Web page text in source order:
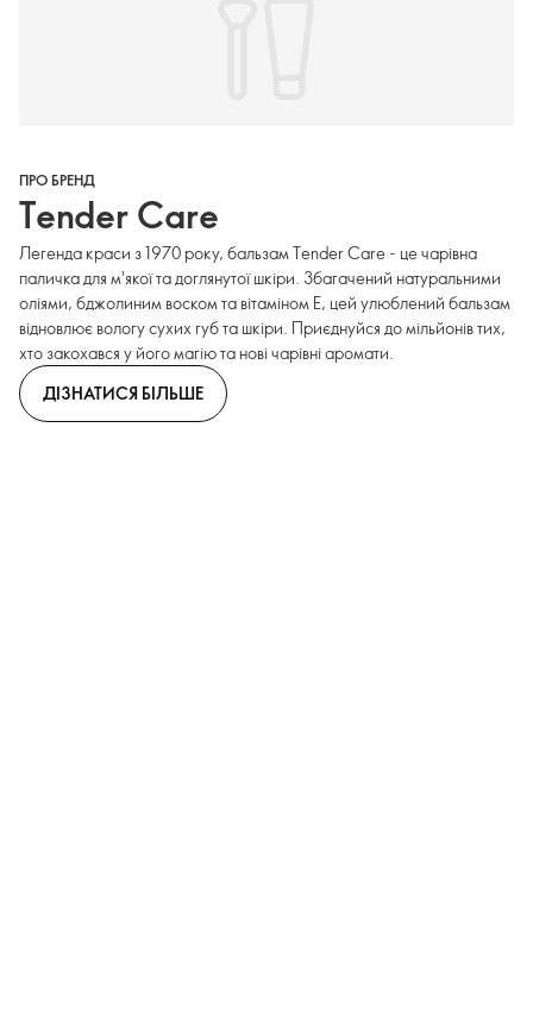
ПРО БРЕНД
Tender Care
Легенда краси з 1970 року, бальзам Tender Care - це чарівна
паличка для м'якої та доглянутої шкіри. Збагачений натуральними
оліями, бджолиним воском та вітаміном Е, цей улюблений бальзам
відновлює вологу сухих губ та шкіри. Приєднуйся до мільйонів тих,
хто закохався у його магію та нові чарівні аромати.
ДІЗНАТИСЯ БІЛЬШЕ